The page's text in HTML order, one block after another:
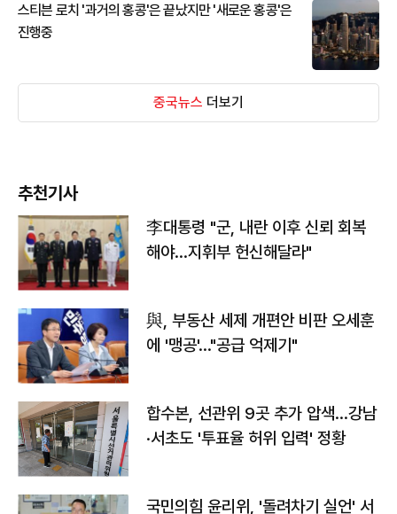
스티븐 로치 '과거의 홍콩'은 끝났지만 '새로운 홍콩'은
진행중
중국뉴스 더보기
추천기사
李대통령 "군, 내란 이후 신뢰 회복
해야…지휘부 헌신해달라"
與, 부동산 세제 개편안 비판 오세훈
에 '맹공'…"공급 억제기"
합수본, 선관위 9곳 추가 압색…강남
·서초도 '투표율 허위 입력' 정황
국민의힘 윤리위, '돌려차기 실언' 서